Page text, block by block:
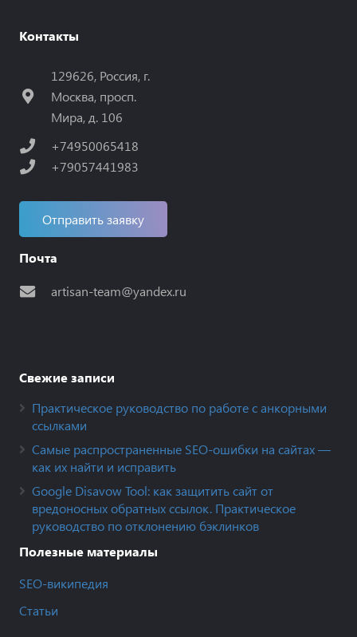
Контакты
129626, Россия, г.
Москва, просп.
Мира, д. 106
+74950065418
+79057441983
Отправить заявку
Почта
artisan-team@yandex.ru
Свежие записи
Практическое руководство по работе с анкорными
ссылками
Самые распространенные SEO-ошибки на сайтах —
как их найти и исправить
Google Disavow Tool: как защитить сайт от
вредоносных обратных ссылок. Практическое
руководство по отклонению бэклинков
Полезные материалы
SEO-википедия
Статьи